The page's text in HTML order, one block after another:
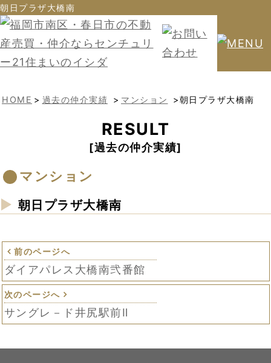
朝日プラザ大橋南
HOME > 過去の仲介実績 > マンション >朝日プラザ大橋南
RESULT
過去の仲介実績
マンション
朝日プラザ大橋南
前のページへ
ダイアパレス大橋南弐番館
次のページへ
サングレ－ド井尻駅前Ⅱ